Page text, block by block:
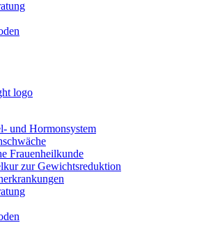
und Hormonsystem
Frauenheilkunde
zur Gewichtsreduktion